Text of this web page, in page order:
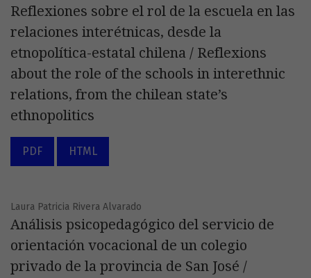
Reflexiones sobre el rol de la escuela en las
relaciones interétnicas, desde la
etnopolítica-estatal chilena / Reflexions
about the role of the schools in interethnic
relations, from the chilean state’s
ethnopolitics
PDF HTML
Laura Patricia Rivera Alvarado
Análisis psicopedagógico del servicio de
orientación vocacional de un colegio
privado de la provincia de San José /